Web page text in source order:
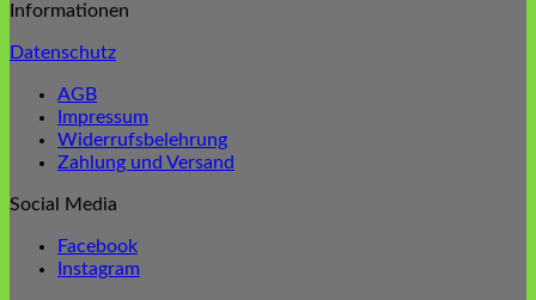
Informationen
Datenschutz
AGB
Impressum
Widerrufsbelehrung
Zahlung und Versand
Social Media
Facebook
Instagram